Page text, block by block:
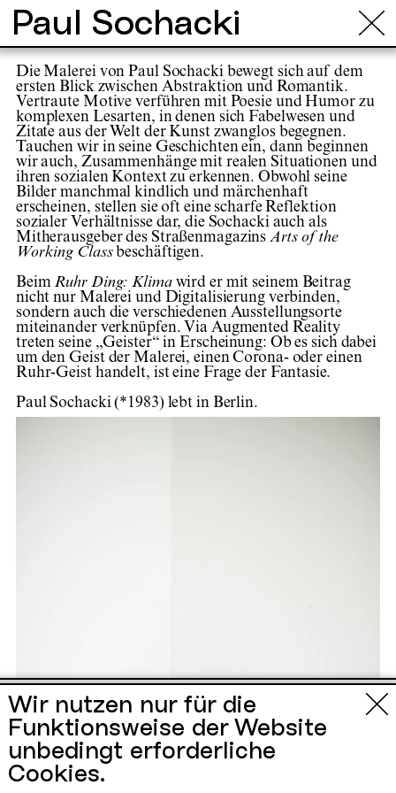
Paul Sochacki
Die Malerei von Paul Sochacki bewegt sich auf dem
ersten Blick zwischen Abstraktion und Romantik.
Vertraute Motive verführen mit Poesie und Humor zu
komplexen Lesarten, in denen sich Fabelwesen und
Zitate aus der Welt der Kunst zwanglos begegnen.
Tauchen wir in seine Geschichten ein, dann beginnen
wir auch, Zusammenhänge mit realen Situationen und
ihren sozialen Kontext zu erkennen. Obwohl seine
Bilder manchmal kindlich und märchenhaft
erscheinen, stellen sie oft eine scharfe Reflektion
sozialer Verhältnisse dar, die Sochacki auch als
Mitherausgeber des StraßenmagazinsArts of the
Working Classbeschäftigen.
BeimRuhr Ding: Klimawird er mit seinem Beitrag
nicht nur Malerei und Digitalisierung verbinden,
sondern auch die verschiedenen Ausstellungsorte
miteinander verknüpfen. Via Augmented Reality
treten seine „Geister“ in Erscheinung: Ob es sich dabei
um den Geist der Malerei, einen Corona- oder einen
Ruhr-Geist handelt, ist eine Frage der Fantasie.
Paul Sochacki (*1983) lebt in Berlin.
Urbane Künste
Ruhr
Wir nutzen nur für die
Funktionsweise der Website
unbedingt erforderliche
Cookies.